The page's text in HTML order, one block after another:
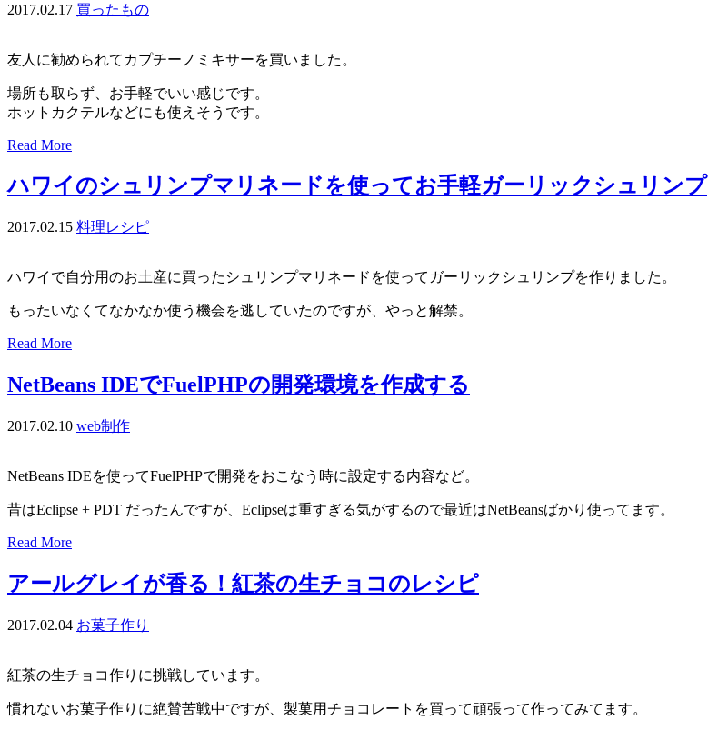
2017.02.17 買ったもの
友人に勧められてカプチーノミキサーを買いました。
場所も取らず、お手軽でいい感じです。
ホットカクテルなどにも使えそうです。
Read More
ハワイのシュリンプマリネードを使ってお手軽ガーリックシュリンプ
2017.02.15 料理レシピ
ハワイで自分用のお土産に買ったシュリンプマリネードを使ってガーリックシュリンプを作りました。
もったいなくてなかなか使う機会を逃していたのですが、やっと解禁。
Read More
NetBeans IDEでFuelPHPの開発環境を作成する
2017.02.10 web制作
NetBeans IDEを使ってFuelPHPで開発をおこなう時に設定する内容など。
昔はEclipse + PDT だったんですが、Eclipseは重すぎる気がするので最近はNetBeansばかり使ってます。
Read More
アールグレイが香る！紅茶の生チョコのレシピ
2017.02.04 お菓子作り
紅茶の生チョコ作りに挑戦しています。
慣れないお菓子作りに絶賛苦戦中ですが、製菓用チョコレートを買って頑張って作ってみてます。